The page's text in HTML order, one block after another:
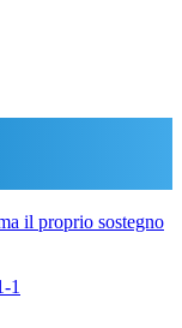
il proprio sostegno
1